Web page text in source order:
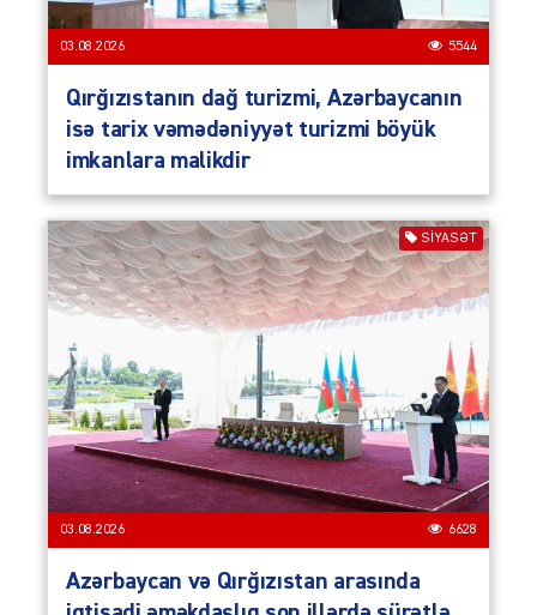
03.08.2026 5544
Qırğızıstanın dağ turizmi, Azərbaycanın
isə tarix vəmədəniyyət turizmi böyük
imkanlara malikdir
SIYASƏT
03.08.2026 6628
Azərbaycan və Qırğızıstan arasında